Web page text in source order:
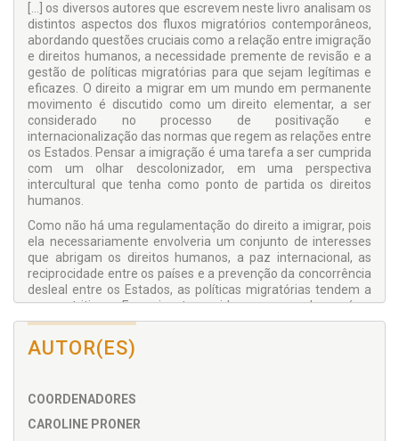
[...] os diversos autores que escrevem neste livro analisam os
distintos aspectos dos fluxos migratórios contemporâneos,
abordando questões cruciais como a relação entre imigração
e direitos humanos, a necessidade premente de revisão e a
gestão de políticas migratórias para que sejam legítimas e
eficazes. O direito a migrar em um mundo em permanente
movimento é discutido como um direito elementar, a ser
considerado no processo de positivação e
internacionalização das normas que regem as relações entre
os Estados. Pensar a imigração é uma tarefa a ser cumprida
com um olhar descolonizador, em uma perspectiva
intercultural que tenha como ponto de partida os direitos
humanos.
Como não há uma regulamentação do direito a imigrar, pois
ela necessariamente envolveria um conjunto de interesses
que abrigam os direitos humanos, a paz internacional, as
reciprocidade entre os países e a prevenção da concorrência
desleal entre os Estados, as políticas migratórias tendem a
ser restritivas. E assim tem sido no caso dos países
estudados nos artigos aqui selecionados, cujas legislações
visam prioritariamente à admissão de imigrantes que
representem mão de obra qualificada ou investidores que
não terem em seus países de origem melhores condições de
vida.
AUTOR(ES)
COORDENADORES
CAROLINE PRONER